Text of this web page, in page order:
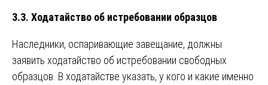
3.3. Ходатайство об истребовании образцов
Наследники, оспаривающие завещание, должны
заявить ходатайство об истребовании свободных
образцов. В ходатайстве указать, у кого и какие именно